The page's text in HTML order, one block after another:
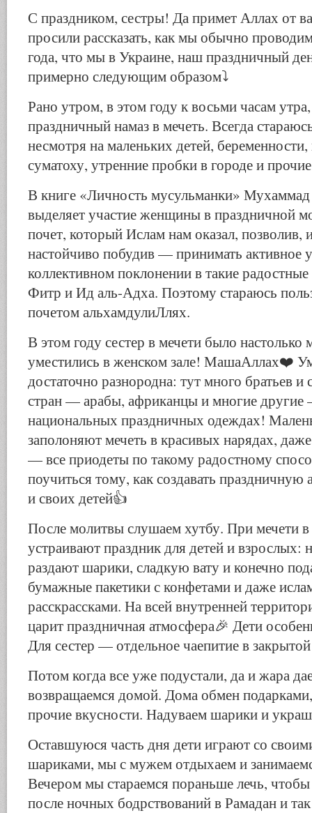
С праздником, сестры! Да примет Аллах от
просили рассказать, как мы обычно
года, что мы в Украине, наш праздничный
примерно следующим образом⤵️
Рано утром, в этом году к восьми часам
праздничный намаз в мечеть. Всегда
несмотря на маленьких детей,
суматоху, утренние пробки в городе и
В книге «Личность мусульманки»
выделяет участие женщины в праздничной
почет, который Ислам нам оказал,
настойчиво побудив — принимать активное
коллективном поклонении в такие
Фитр и Ид аль-Адха. Поэтому стараюсь
почетом альхамдулиЛлях.
В этом году сестер в мечети было настолько
уместились в женском зале! МашаАллах❤️
достаточно разнородна: тут много братьев и
стран — арабы, африканцы и многие другие
национальных праздничных одеждах!
заполоняют мечеть в красивых нарядах,
— все приодеты по такому радостному
поучиться тому, как создавать праздничную
и своих детей👍
После молитвы слушаем хутбу. При мечети в
устраивают праздник для детей и взрослых:
раздают шарики, сладкую вату и конечно
бумажные пакетики с конфетами и даже
расскрассками. На всей внутренней
царит праздничная атмосфера🎉 Дети
Для сестер — отдельное чаепитие в
Потом когда все уже подустали, да и жара
возвращаемся домой. Дома обмен
прочие вкусности. Надуваем шарики и
Оставшуюся часть дня дети играют со
шариками, мы с мужем отдыхаем и
Вечером мы стараемся пораньше лечь,
после ночных бодрствований в Рамадан и